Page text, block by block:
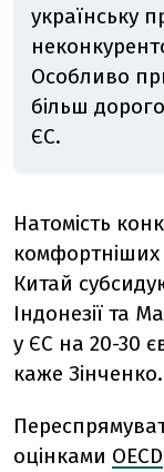
українську
Особливо
більш
ЄС.
Натомість
комфортніших
Китай
Індонезії та
у ЄС на 20-30
каже Зінченко.
оцінками OECD